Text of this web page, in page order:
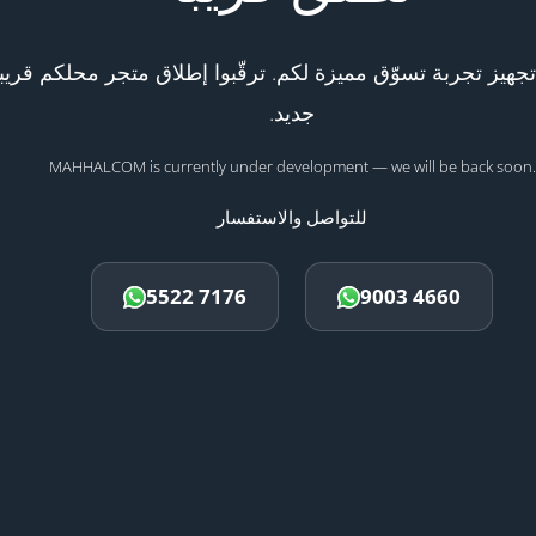
تجربة تسوّق مميزة لكم. ترقّبوا إطلاق متجر محلكم
جديد.
MAHHALCOM is currently under development — we will be back soon.
للتواصل والاستفسار
5522 7176 9003 4660